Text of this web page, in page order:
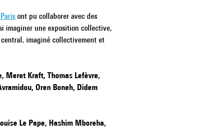
ont pu collaborer avec des
imaginer une exposition collective,
imaginé collectivement et
Meret Kraft, Thomas Lefèvre,
Oren Boneh, Didem
Le Pape, Hashim Mboreha,